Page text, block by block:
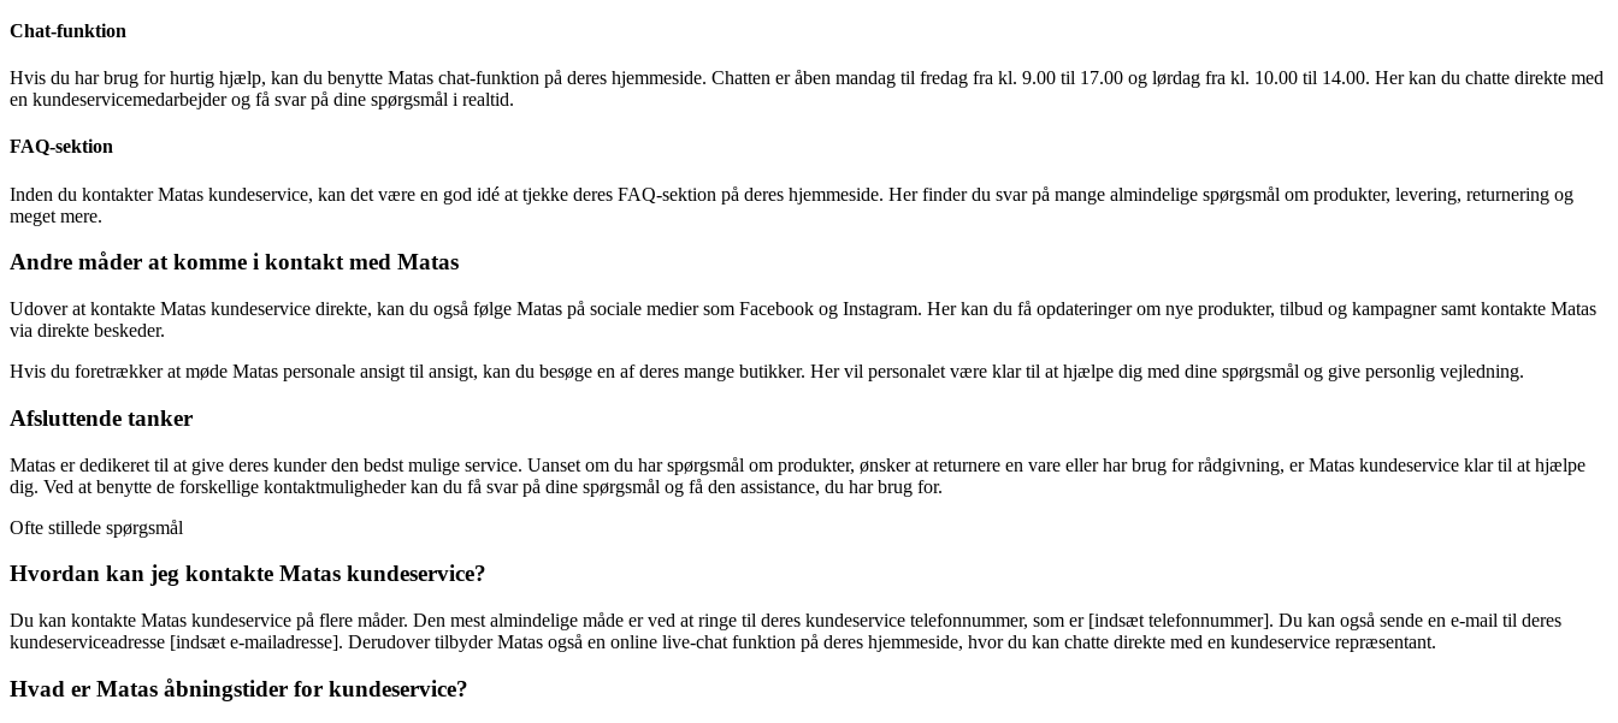
Chat-funktion
Hvis du har brug for hurtig hjælp, kan du benytte Matas chat-funktion på deres hjemmeside. Chatten er åben mandag til fredag fra kl. 9.00 til 17.00 og lørdag fra kl. 10.00 til 14.00. Her kan du chatte direkte med
en kundeservicemedarbejder og få svar på dine spørgsmål i realtid.
FAQ-sektion
Inden du kontakter Matas kundeservice, kan det være en god idé at tjekke deres FAQ-sektion på deres hjemmeside. Her finder du svar på mange almindelige spørgsmål om produkter, levering, returnering og
meget mere.
Andre måder at komme i kontakt med Matas
Udover at kontakte Matas kundeservice direkte, kan du også følge Matas på sociale medier som Facebook og Instagram. Her kan du få opdateringer om nye produkter, tilbud og kampagner samt kontakte Matas
via direkte beskeder.
Hvis du foretrækker at møde Matas personale ansigt til ansigt, kan du besøge en af deres mange butikker. Her vil personalet være klar til at hjælpe dig med dine spørgsmål og give personlig vejledning.
Afsluttende tanker
Matas er dedikeret til at give deres kunder den bedst mulige service. Uanset om du har spørgsmål om produkter, ønsker at returnere en vare eller har brug for rådgivning, er Matas kundeservice klar til at hjælpe
dig. Ved at benytte de forskellige kontaktmuligheder kan du få svar på dine spørgsmål og få den assistance, du har brug for.
Ofte stillede spørgsmål
Hvordan kan jeg kontakte Matas kundeservice?
Du kan kontakte Matas kundeservice på flere måder. Den mest almindelige måde er ved at ringe til deres kundeservice telefonnummer, som er [indsæt telefonnummer]. Du kan også sende en e-mail til deres
kundeserviceadresse [indsæt e-mailadresse]. Derudover tilbyder Matas også en online live-chat funktion på deres hjemmeside, hvor du kan chatte direkte med en kundeservice repræsentant.
Hvad er Matas åbningstider for kundeservice?